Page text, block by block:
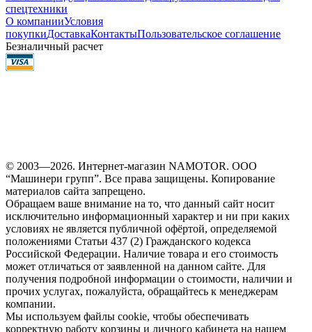
спецтехники
О компанииУсловия
покупкиДоставкаКонтактыПользовательское соглашение
Безналичный расчет
© 2003—2026. Интернет-магазин NAMOTOR. ООО
“Машинери групп”. Все права защищены. Копирование
материалов сайта запрещено.
Обращаем ваше внимание на то, что данный сайт носит
исключительно информационный характер и ни при каких
условиях не является публичной офёртой, определяемой
положениями Статьи 437 (2) Гражданского кодекса
Российской Федерации. Наличие товара и его стоимость
может отличаться от заявленной на данном сайте. Для
получения подробной информации о стоимости, наличии и
прочих услугах, пожалуйста, обращайтесь к менеджерам
компании.
Мы используем файлы cookie, чтобы обеспечивать
корректную работу корзины и личного кабинета на нашем